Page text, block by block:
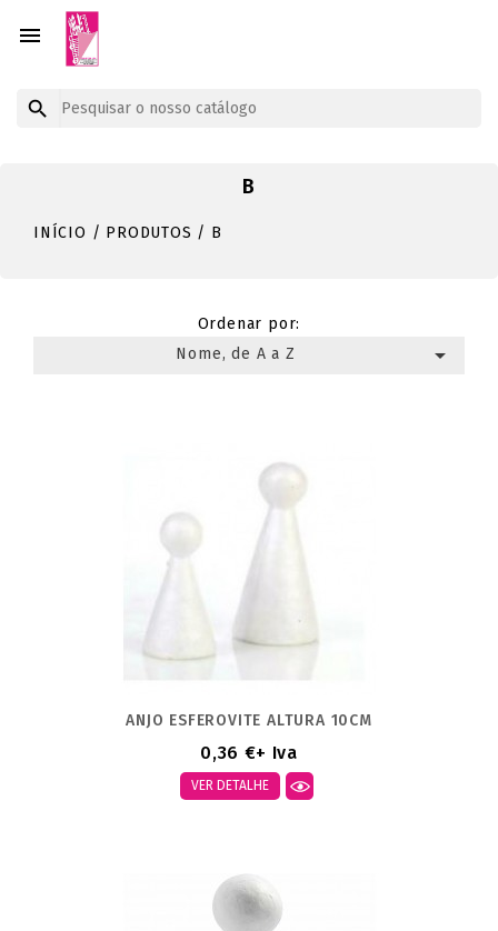


B
INÍCIO PRODUTOS B
Ordenar por:
Nome, de A a Z

ANJO ESFEROVITE ALTURA 10CM
0,36 €+ Iva
VER DETALHE